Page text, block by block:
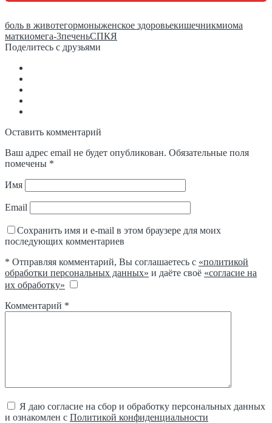
боль в животегормоныженское здоровьекишечникмиома
маткиомега-3печеньСПКЯ
Поделитесь с друзьями
Оставить комментарий
Ваш адрес email не будет опубликован. Обязательные поля
помечены *
Имя
Email
Сохранить имя и e-mail в этом браузере для моих
последующих комментариев
* Отправляя комментарий, Вы соглашаетесь с «политикой
обработки персональных данных» и даёте своё «согласие на
их обработку»
Комментарий *
Я даю согласие на сбор и обработку персональных данных
и ознакомлен с Политикой конфиденциальности